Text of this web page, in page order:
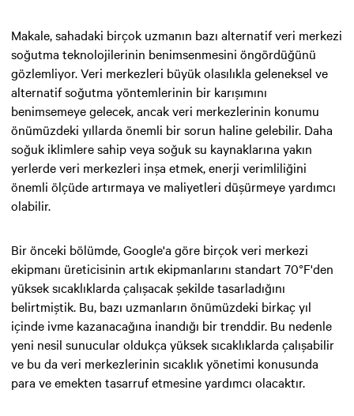
Makale, sahadaki birçok uzmanın bazı alternatif veri merkezi
soğutma teknolojilerinin benimsenmesini öngördüğünü
gözlemliyor. Veri merkezleri büyük olasılıkla geleneksel ve
alternatif soğutma yöntemlerinin bir karışımını
benimsemeye gelecek, ancak veri merkezlerinin konumu
önümüzdeki yıllarda önemli bir sorun haline gelebilir. Daha
soğuk iklimlere sahip veya soğuk su kaynaklarına yakın
yerlerde veri merkezleri inşa etmek, enerji verimliliğini
önemli ölçüde artırmaya ve maliyetleri düşürmeye yardımcı
olabilir.
Bir önceki bölümde, Google'a göre birçok veri merkezi
ekipmanı üreticisinin artık ekipmanlarını standart 70°F'den
yüksek sıcaklıklarda çalışacak şekilde tasarladığını
belirtmiştik. Bu, bazı uzmanların önümüzdeki birkaç yıl
içinde ivme kazanacağına inandığı bir trenddir. Bu nedenle
yeni nesil sunucular oldukça yüksek sıcaklıklarda çalışabilir
ve bu da veri merkezlerinin sıcaklık yönetimi konusunda
para ve emekten tasarruf etmesine yardımcı olacaktır.